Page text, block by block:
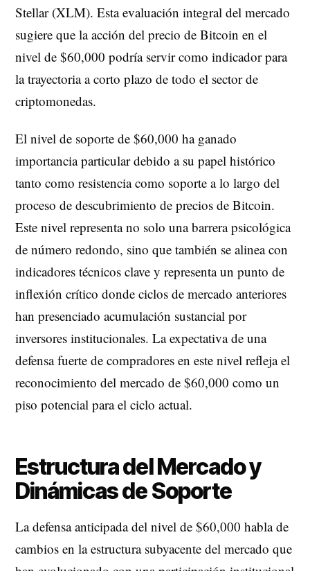
Stellar (XLM). Esta evaluación integral del mercado
sugiere que la acción del precio de Bitcoin en el
nivel de $60,000 podría servir como indicador para
la trayectoria a corto plazo de todo el sector de
criptomonedas.
El nivel de soporte de $60,000 ha ganado
importancia particular debido a su papel histórico
tanto como resistencia como soporte a lo largo del
proceso de descubrimiento de precios de Bitcoin.
Este nivel representa no solo una barrera psicológica
de número redondo, sino que también se alinea con
indicadores técnicos clave y representa un punto de
inflexión crítico donde ciclos de mercado anteriores
han presenciado acumulación sustancial por
inversores institucionales. La expectativa de una
defensa fuerte de compradores en este nivel refleja el
reconocimiento del mercado de $60,000 como un
piso potencial para el ciclo actual.
Estructura del Mercado y
Dinámicas de Soporte
La defensa anticipada del nivel de $60,000 habla de
cambios en la estructura subyacente del mercado que